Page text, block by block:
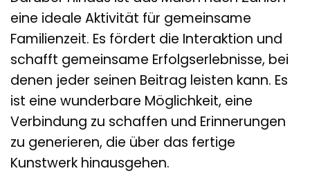
eine ideale Aktivität für gemeinsame
Familienzeit. Es fördert die Interaktion und
schafft gemeinsame Erfolgserlebnisse, bei
denen jeder seinen Beitrag leisten kann. Es
ist eine wunderbare Möglichkeit, eine
Verbindung zu schaffen und Erinnerungen
zu generieren, die über das fertige
Kunstwerk hinausgehen.